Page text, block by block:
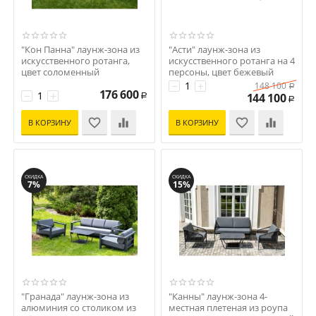
"Кон Панна" лаунж-зона из
искусственного ротанга,
цвет соломенный
+
− 176 600 Р
В КОРЗИНУ
"Асти" лаунж-зона из
искусственного ротанга на 4
персоны, цвет бежевый
Код: УТ-00002173
+
− 148 100 Р
144 100 Р
В КОРЗИНУ
СКИДКА
7%
"Гранада" лаунж-зона из
алюминия со столиком из
СКИДКА
15%
"Канны" лаунж-зона 4-
местная плетеная из роупа